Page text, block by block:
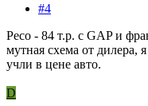
#4
Ресо - 84 т.р. с GAP и
мутная схема от дилера,
учли в цене авто.
D